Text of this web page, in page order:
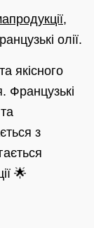
,
олії.
якісного
Французькі
з
🌟